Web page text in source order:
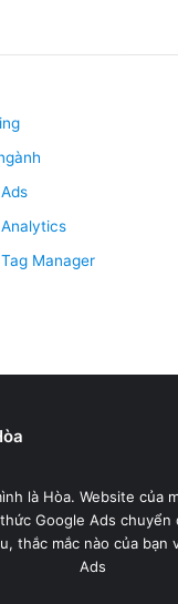
Manager
là Hòa. Website của
Google Ads chuyển
thắc mắc nào của bạn
Ads